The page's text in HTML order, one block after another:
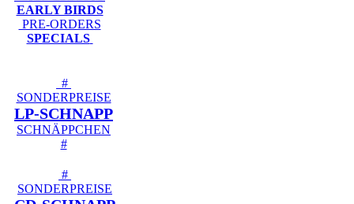
EARLY BIRDS
PRE-ORDERS
SPECIALS
#
SONDERPREISE
LP-SCHNAPP
SCHNÄPPCHEN
#
#
SONDERPREISE